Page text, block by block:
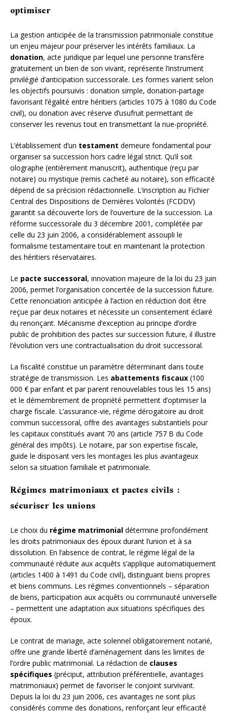
optimiser
La gestion anticipée de la transmission patrimoniale constitue
un enjeu majeur pour préserver les intérêts familiaux. La
donation, acte juridique par lequel une personne transfère
gratuitement un bien de son vivant, représente l’instrument
privilégié d’anticipation successorale. Les formes varient selon
les objectifs poursuivis : donation simple, donation-partage
favorisant l’égalité entre héritiers (articles 1075 à 1080 du Code
civil), ou donation avec réserve d’usufruit permettant de
conserver les revenus tout en transmettant la nue-propriété.
L’établissement d’un testament demeure fondamental pour
organiser sa succession hors cadre légal strict. Qu’il soit
olographe (entièrement manuscrit), authentique (reçu par
notaire) ou mystique (remis cacheté au notaire), son efficacité
dépend de sa précision rédactionnelle. L’inscription au Fichier
Central des Dispositions de Dernières Volontés (FCDDV)
garantit sa découverte lors de l’ouverture de la succession. La
réforme successorale du 3 décembre 2001, complétée par
celle du 23 juin 2006, a considérablement assoupli le
formalisme testamentaire tout en maintenant la protection
des héritiers réservataires.
Le pacte successoral, innovation majeure de la loi du 23 juin
2006, permet l’organisation concertée de la succession future.
Cette renonciation anticipée à l’action en réduction doit être
reçue par deux notaires et nécessite un consentement éclairé
du renonçant. Mécanisme d’exception au principe d’ordre
public de prohibition des pactes sur succession future, il illustre
l’évolution vers une contractualisation du droit successoral.
La fiscalité constitue un paramètre déterminant dans toute
stratégie de transmission. Les abattements fiscaux (100
000 € par enfant et par parent renouvelables tous les 15 ans)
et le démembrement de propriété permettent d’optimiser la
charge fiscale. L’assurance-vie, régime dérogatoire au droit
commun successoral, offre des avantages substantiels pour
les capitaux constitués avant 70 ans (article 757 B du Code
général des impôts). Le notaire, par son expertise fiscale,
guide le disposant vers les montages les plus avantageux
selon sa situation familiale et patrimoniale.
Régimes matrimoniaux et pactes civils :
sécuriser les unions
Le choix du régime matrimonial détermine profondément
les droits patrimoniaux des époux durant l’union et à sa
dissolution. En l’absence de contrat, le régime légal de la
communauté réduite aux acquêts s’applique automatiquement
(articles 1400 à 1491 du Code civil), distinguant biens propres
et biens communs. Les régimes conventionnels – séparation
de biens, participation aux acquêts ou communauté universelle
– permettent une adaptation aux situations spécifiques des
époux.
Le contrat de mariage, acte solennel obligatoirement notarié,
offre une grande liberté d’aménagement dans les limites de
l’ordre public matrimonial. La rédaction de clauses
spécifiques (préciput, attribution préférentielle, avantages
matrimoniaux) permet de favoriser le conjoint survivant.
Depuis la loi du 23 juin 2006, ces avantages ne sont plus
considérés comme des donations, renforçant leur efficacité